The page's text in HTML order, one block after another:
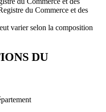
du Commerce et des
varier selon la composition
DU